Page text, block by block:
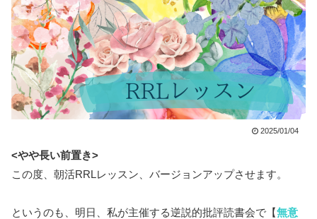
2025/01/04
<やや長い前置き>
この度、朝活RRLレッスン、バージョンアップさせます。
というのも、明日、私が主催する逆説的批評読書会で【無意